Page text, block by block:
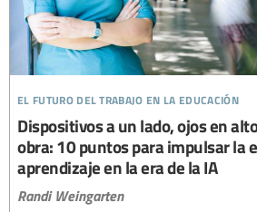
el futuro del trabajo en la educación
Dispositivos a un lado, ojos en
obra: 10 puntos para impulsar la
aprendizaje en la era de la IA
Randi Weingarten